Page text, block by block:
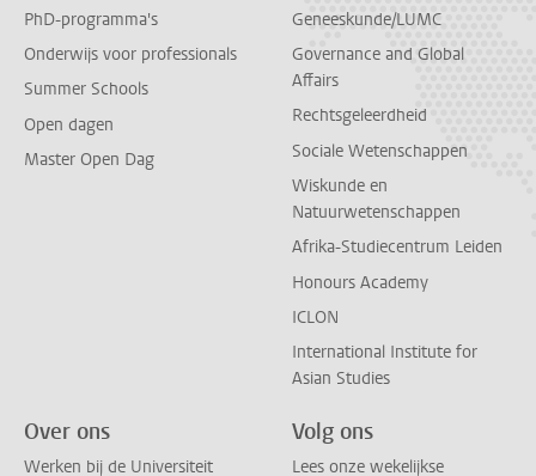
PhD-programma's
Onderwijs voor professionals
Summer Schools
Open dagen
Master Open Dag
Geneeskunde/LUMC
Governance and Global
Affairs
Rechtsgeleerdheid
Sociale Wetenschappen
Wiskunde en
Natuurwetenschappen
Afrika-Studiecentrum Leiden
Honours Academy
ICLON
International Institute for
Asian Studies
Over ons
Werken bij de Universiteit
Volg ons
Lees onze wekelijkse